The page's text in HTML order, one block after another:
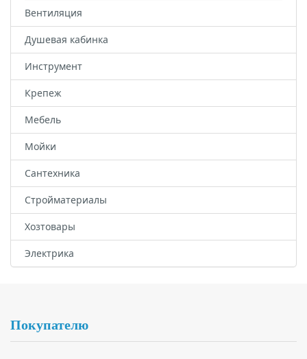
Вентиляция
Душевая кабинка
Инструмент
Крепеж
Мебель
Мойки
Сантехника
Стройматериалы
Хозтовары
Электрика
Покупателю